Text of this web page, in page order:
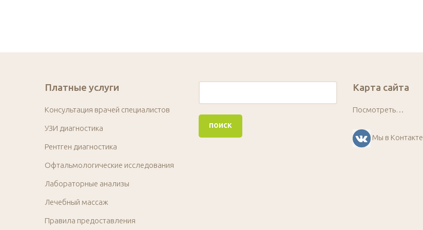
Платные услуги
Консультация врачей специалистов
УЗИ диагностика
Рентген диагностика
Офтальмологические исследования
Лабораторные анализы
Лечебный массаж
Правила предоставления
Карта сайта
Посмотреть…
Мы в Контакте